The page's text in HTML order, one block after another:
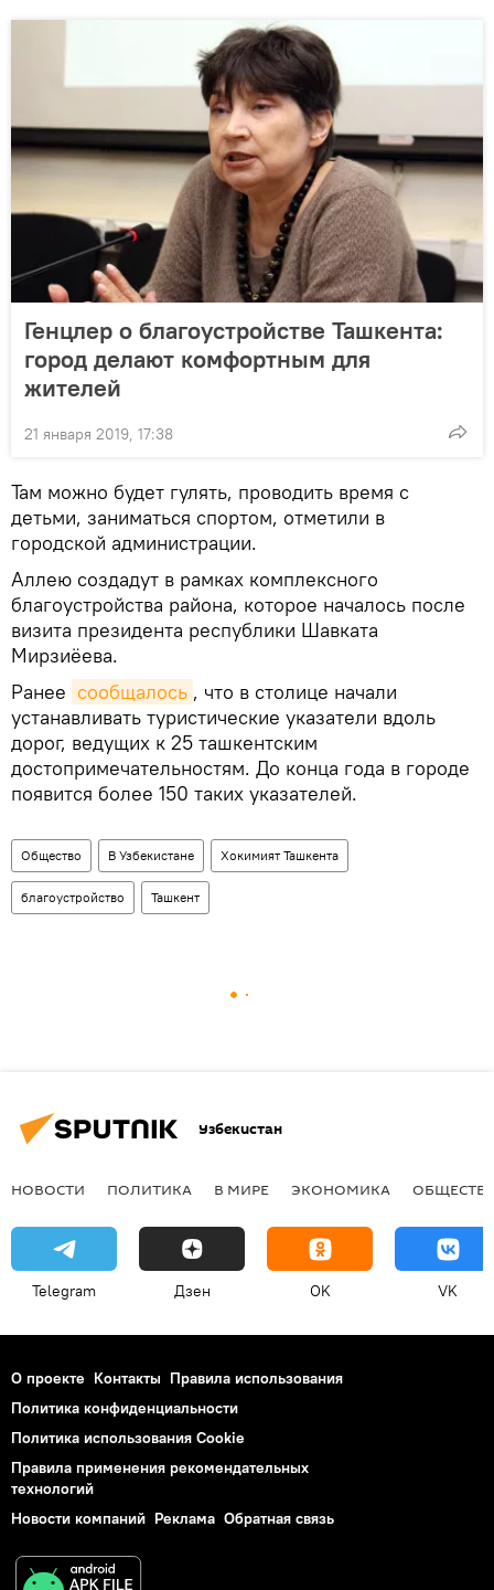
Генцлер о благоустройстве Ташкента:
город делают комфортным для
жителей
21 января 2019, 17:38
Там можно будет гулять, проводить время с
детьми, заниматься спортом, отметили в
городской администрации.
Аллею создадут в рамках комплексного
благоустройства района, которое началось после
визита президента республики Шавката
Мирзиёева.
Ранее сообщалось , что в столице начали
устанавливать туристические указатели вдоль
дорог, ведущих к 25 ташкентским
достопримечательностям. До конца года в городе
появится более 150 таких указателей.
Общество В Узбекистане Хокимият Ташкента
благоустройство Ташкент
Узбекистан
НОВОСТИ ПОЛИТИКА В МИРЕ ЭКОНОМИКА
Telegram Дзен OK VK
О проекте Контакты Правила использования
Политика конфиденциальности
Политика использования Cookie
Правила применения рекомендательных
технологий
Новости компаний Реклама Обратная связь